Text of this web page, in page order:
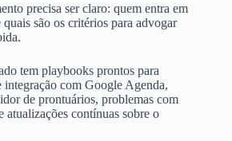
precisa ser claro: quem entra em
são os critérios para advogar
tem playbooks prontos para
integração com Google Agenda,
de prontuários, problemas com
atualizações contínuas sobre o